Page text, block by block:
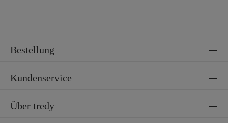
Bestellung
Kundenservice
Über tredy